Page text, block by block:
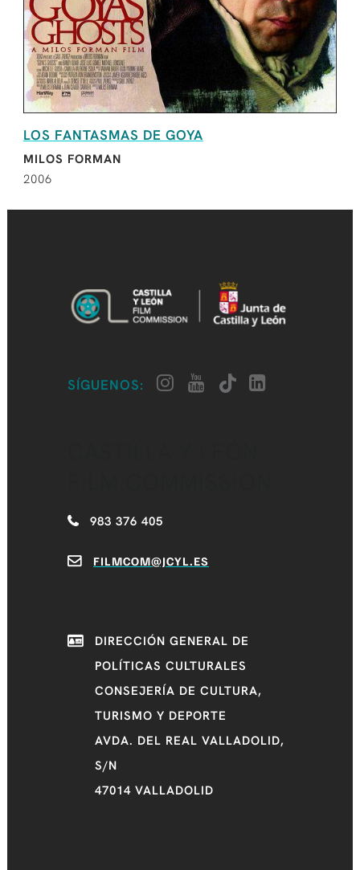
LOS FANTASMAS DE GOYA
MILOS FORMAN
2006
SÍGUENOS:
983 376 405
FILMCOM@JCYL.ES
DIRECCIÓN GENERAL DE
POLÍTICAS CULTURALES
CONSEJERÍA DE CULTURA,
TURISMO Y DEPORTE
AVDA. DEL REAL VALLADOLID,
S/N
47014 VALLADOLID